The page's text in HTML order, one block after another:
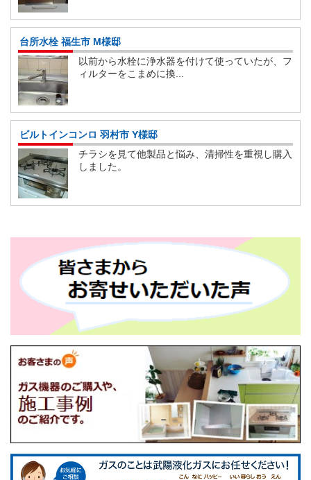
台所水栓 福生市 M様邸
以前から水栓に浄水器を付けて使っていたが、フ
ィルターをこまめに換...
ビルトインコンロ 羽村市 Y様邸
チラシを見て他製品と悩み、清掃性を重視し購入
しました。